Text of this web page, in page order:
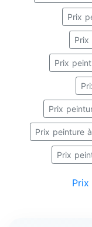
Prix
Prix
Prix
Prix
Prix peinture
Prix